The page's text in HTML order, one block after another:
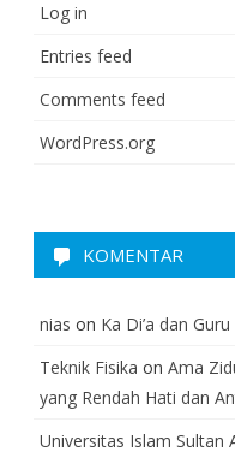
Log in
Entries feed
Comments feed
WordPress.org
KOMENTAR
nias on Ka Di’a dan Guru
Teknik Fisika on Ama
yang Rendah Hati dan
Universitas Islam Sultan